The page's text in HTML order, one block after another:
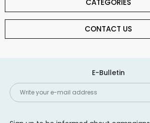
CONTACT US
E-Bulletin